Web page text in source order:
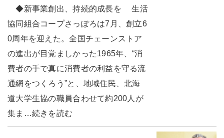
◆新事業創出、持続的成長を 生活
協同組合コープさっぽろは7月、創立6
0周年を迎えた。全国チェーンストア
の進出が目覚ましかった1965年、“消
費者の手で真に消費者の利益を守る流
通網をつくろう”と、地域住民、北海
道大学生協の職員合わせて約200人が
集ま…続きを読む